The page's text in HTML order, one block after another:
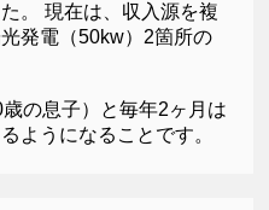
。 現在は、収入源を複
発電（50kw）2箇所の
の息子）と毎年2ヶ月は
ようになることです。